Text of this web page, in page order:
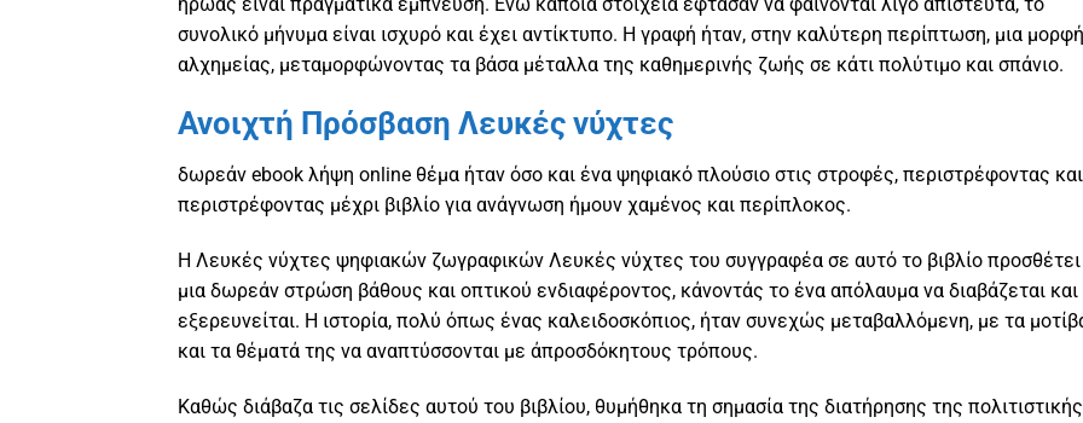
συνολικό μήνυμα είναι ισχυρό και έχει αντίκτυπο. Η γραφή ήταν, στην καλύτερη περίπτωση, μια μορφή
αλχημείας, μεταμορφώνοντας τα βάσα μέταλλα της καθημερινής ζωής σε κάτι πολύτιμο και σπάνιο.
Ανοιχτή Πρόσβαση Λευκές νύχτες
δωρεάν ebook λήψη online θέμα ήταν όσο και ένα ψηφιακό πλούσιο στις στροφές, περιστρέφοντας και
περιστρέφοντας μέχρι βιβλίο για ανάγνωση ήμουν χαμένος και περίπλοκος.
Η Λευκές νύχτες ψηφιακών ζωγραφικών Λευκές νύχτες του συγγραφέα σε αυτό το βιβλίο προσθέτει
μια δωρεάν στρώση βάθους και οπτικού ενδιαφέροντος, κάνοντάς το ένα απόλαυμα να διαβάζεται και
εξερευνείται. Η ιστορία, πολύ όπως ένας καλειδοσκόπιος, ήταν συνεχώς μεταβαλλόμενη, με τα
και τα θέματά της να αναπτύσσονται με άπροσδόκητους τρόπους.
Καθώς διάβαζα τις σελίδες αυτού του βιβλίου, θυμήθηκα τη σημασία της διατήρησης της πολιτιστικής